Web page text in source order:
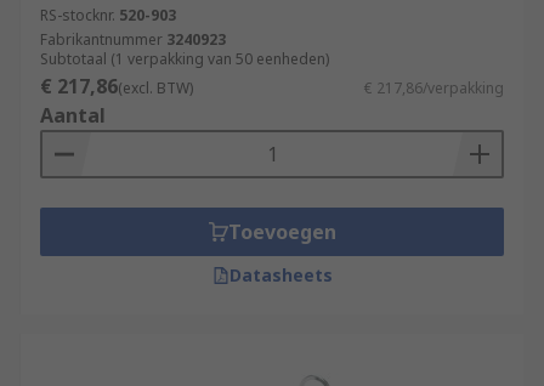
RS-stocknr. 520-903
Fabrikantnummer 3240923
Subtotaal (1 verpakking van 50 eenheden)
€ 217,86(excl. BTW) € 217,86/verpakking
Aantal
Toevoegen
Datasheets